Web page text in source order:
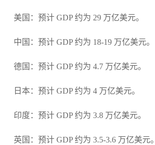
美国：预计 GDP 约为 29 万亿美元。
中国：预计 GDP 约为 18-19 万亿美元。
德国：预计 GDP 约为 4.7 万亿美元。
日本：预计 GDP 约为 4 万亿美元。
印度：预计 GDP 约为 3.8 万亿美元。
英国：预计 GDP 约为 3.5-3.6 万亿美元。